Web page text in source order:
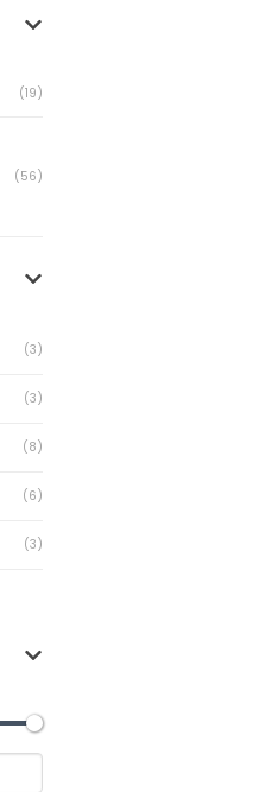
(19)
(56)
(3)
(3)
(8)
(6)
(3)